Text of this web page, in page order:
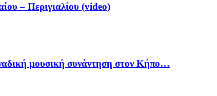
– Περιγιαλίου (video)
μουσική συνάντηση στον Κήπο…